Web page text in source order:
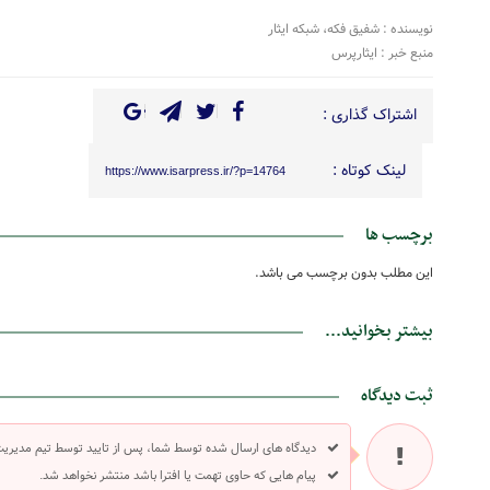
نویسنده : شفیق فکه، شبکه ایثار
منبع خبر : ایثارپرس
اشتراک گذاری :
لینک کوتاه : https://www.isarpress.ir/?p=14764
برچسب ها
این مطلب بدون برچسب می باشد.
بیشتر بخوانید...
ثبت دیدگاه
دیدگاه های ارسال شده توسط شما، پس از تایید توسط تیم
پیام هایی که حاوی تهمت یا افترا باشد منتشر نخواهد شد.